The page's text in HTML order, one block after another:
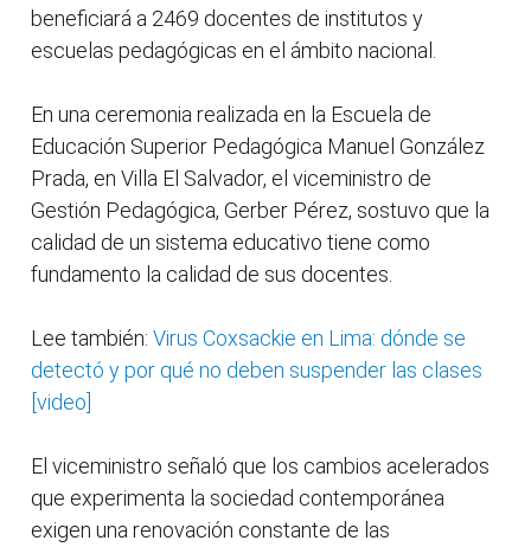
beneficiará a 2469 docentes de institutos y
escuelas pedagógicas en el ámbito nacional.
En una ceremonia realizada en la Escuela de
Educación Superior Pedagógica Manuel González
Prada, en Villa El Salvador, el viceministro de
Gestión Pedagógica, Gerber Pérez, sostuvo que la
calidad de un sistema educativo tiene como
fundamento la calidad de sus docentes.
Lee también: Virus Coxsackie en Lima: dónde se
detectó y por qué no deben suspender las clases
[video]
El viceministro señaló que los cambios acelerados
que experimenta la sociedad contemporánea
exigen una renovación constante de las